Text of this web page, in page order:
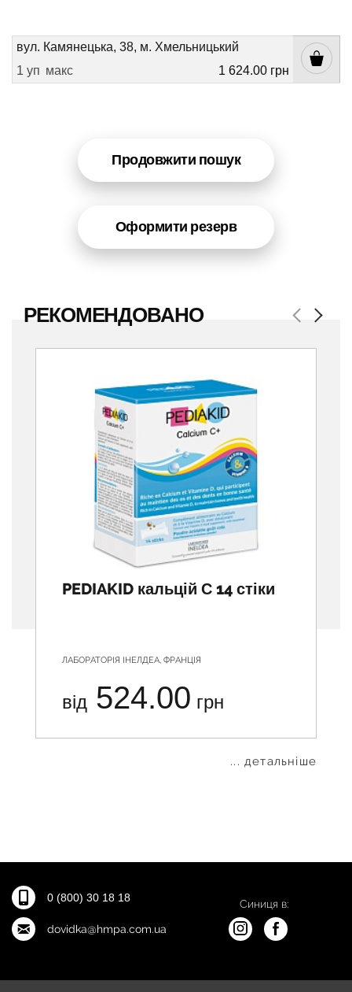
вул. Камянецька, 38, м. Хмельницький
1 уп макс 1 624.00 грн
Продовжити пошук
Оформити резерв
РЕКОМЕНДОВАНО Previous
PEDIAKID кальцій С 14 стіки
ЛАБОРАТОРІЯ ІНЕЛДЕА, ФРАНЦІЯ
від 524.00 грн
... детальніше
Next
0 (800) 30 18 18
dovidka@hmpa.com.ua
Синиця в: